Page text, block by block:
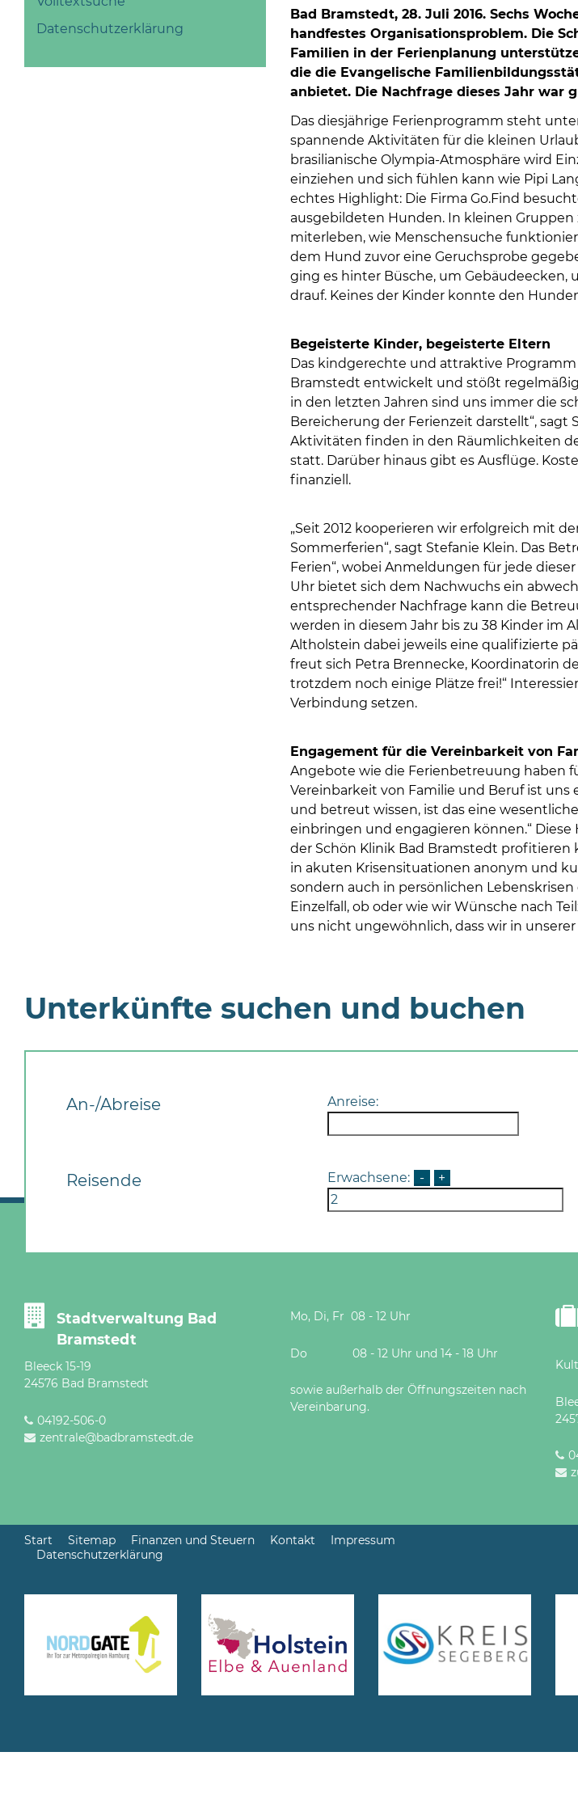
Datenschutzerklärung
Bad Bramstedt, 28. Juli 2016. Sechs
handfestes Organisationsproblem. Die
Familien in der Ferienplanung
die die Evangelische
anbietet. Die Nachfrage dieses Jahr war
Das diesjährige Ferienprogramm steht
spannende Aktivitäten für die kleinen
brasilianische Olympia-Atmosphäre wird
einziehen und sich fühlen kann wie Pipi
echtes Highlight: Die Firma Go.Find
ausgebildeten Hunden. In kleinen
miterleben, wie Menschensuche
dem Hund zuvor eine Geruchsprobe
ging es hinter Büsche, um Gebäudeecken,
drauf. Keines der Kinder konnte den
Begeisterte Kinder, begeisterte Eltern
Das kindgerechte und attraktive
Bramstedt entwickelt und stößt
in den letzten Jahren sind uns immer die
Bereicherung der Ferienzeit darstellt“, sagt
Aktivitäten finden in den Räumlichkeiten
statt. Darüber hinaus gibt es Ausflüge.
finanziell.
„Seit 2012 kooperieren wir erfolgreich mit
Sommerferien“, sagt Stefanie Klein. Das
Ferien“, wobei Anmeldungen für jede
Uhr bietet sich dem Nachwuchs ein
entsprechender Nachfrage kann die
werden in diesem Jahr bis zu 38 Kinder im
Altholstein dabei jeweils eine qualifizierte
freut sich Petra Brennecke, Koordinatorin
trotzdem noch einige Plätze frei!“
Verbindung setzen.
Engagement für die Vereinbarkeit von
Angebote wie die Ferienbetreuung haben
Vereinbarkeit von Familie und Beruf ist uns
und betreut wissen, ist das eine
einbringen und engagieren können.“
der Schön Klinik Bad Bramstedt profitieren
in akuten Krisensituationen anonym und
sondern auch in persönlichen
Einzelfall, ob oder wie wir Wünsche nach
uns nicht ungewöhnlich, dass wir in
Unterkünfte suchen und buchen
An-/Abreise Anreise:
Reisende Erwachsene: - +
Stadtverwaltung Bad
Bramstedt
Bleeck 15-19
24576 Bad Bramstedt
04192-506-0
zentrale@badbramstedt.de
Mo, Di, Fr 08 - 12 Uhr
Do 08 - 12 Uhr und 14 - 18 Uhr
sowie außerhalb der Öffnungszeiten nach
Vereinbarung.
Start Sitemap Finanzen und Steuern Kontakt
Impressum
Datenschutzerklärung